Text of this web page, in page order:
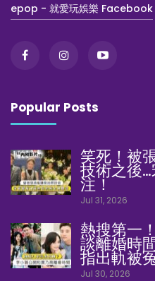
epop - 就愛玩娛樂 Facebook
Popular Posts
笑死！被
技術之後
注！
Jul 31, 2026
熱搜第一
談離婚時
指出軌被
Jul 30, 2026